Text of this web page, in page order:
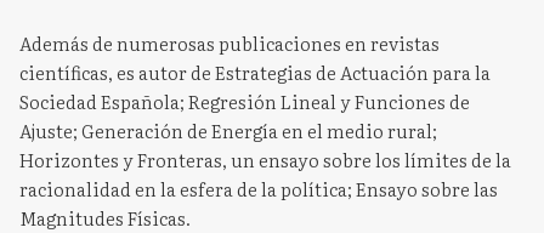
Además de numerosas publicaciones en revistas
científicas, es autor de Estrategias de Actuación para la
Sociedad Española; Regresión Lineal y Funciones de
Ajuste; Generación de Energía en el medio rural;
Horizontes y Fronteras, un ensayo sobre los límites de la
racionalidad en la esfera de la política; Ensayo sobre las
Magnitudes Físicas.